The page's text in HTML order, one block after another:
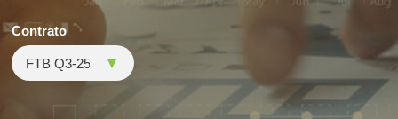
Contrato